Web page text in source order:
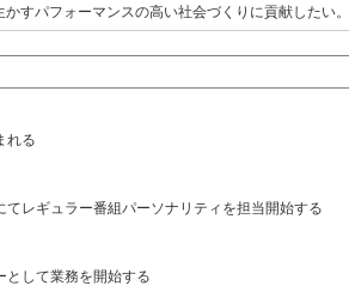
かすパフォーマンスの高い社会づくりに貢献したい。
れる
てレギュラー番組パーソナリティを担当開始する
として業務を開始する